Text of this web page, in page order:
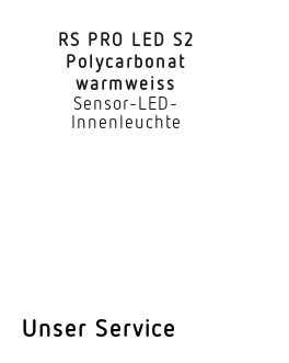
RS PRO LED S2
Poly­car­bonat
warmweiss
Sensor-LED-
Innenleuchte
Unser Service